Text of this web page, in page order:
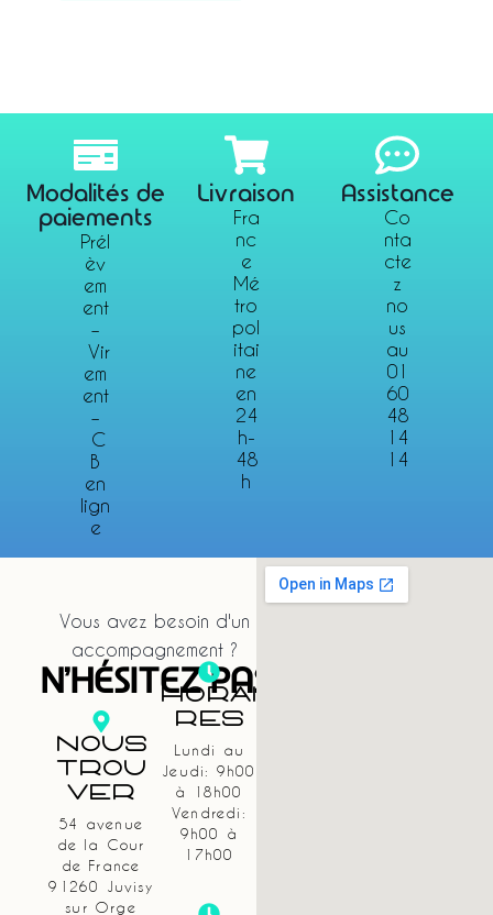
Modalités de
paiements
Prél
èv
em
ent
–
Vir
em
ent
–
C
B
en
lign
e
Livraison
Fra
nc
e
Mé
tro
pol
itai
ne
en
24
h-
48
h
Assistance
Co
nta
cte
z
no
us
au
01
60
48
14
14
Vous avez besoin d'un
accompagnement ?
N'HÉSITEZ PAS
Nous
Trou
Ver
54 avenue
de la Cour
de France
91260 Juvisy
sur Orge
Horai
Res
Lundi au
Jeudi: 9h00
à 18h00
Vendredi:
9h00 à
17h00